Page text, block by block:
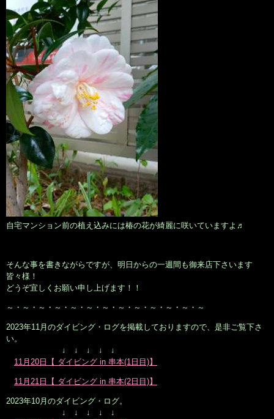
自宅マンション前の植え込みには椿の花が綺麗に咲いていますよ♬
そんな事を書きながらですが、明日からの一週間も御来店下さいます
皆々様！
どうぞ宜しくお願い申し上げます！！
～・～・～・～・～・～・～・～・～・～・～・～・～
2023年11月のダイビング・ログを掲載しておりますので、是非ご覧下さ
い。
↓ ↓ ↓ ↓ ↓
11月20日【 ダイビング in 串本(1日目)】
11月21日【 ダイビング in 串本(2日目)】
2023年10月のダイビング・ログ。
↓ ↓ ↓ ↓ ↓